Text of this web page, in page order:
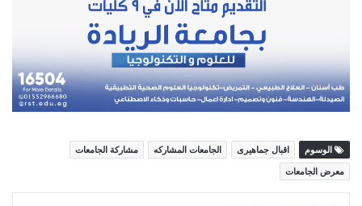
الوسوم اقبال جماهيرى الجامعات المشاركه مشاركة الجامعات
معرض الجامعات